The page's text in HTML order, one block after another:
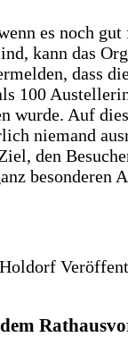
es noch
kann das
dass
100
wurde. Auf
niemand
den
besonderen